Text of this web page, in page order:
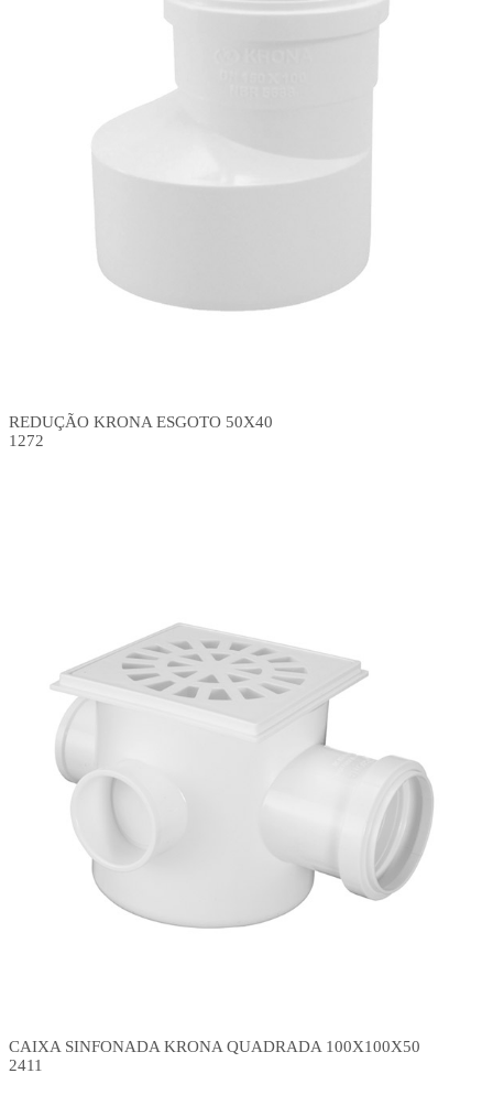
REDUÇÃO KRONA ESGOTO 50X40
1272
CAIXA SINFONADA KRONA QUADRADA 100X100X50
2411